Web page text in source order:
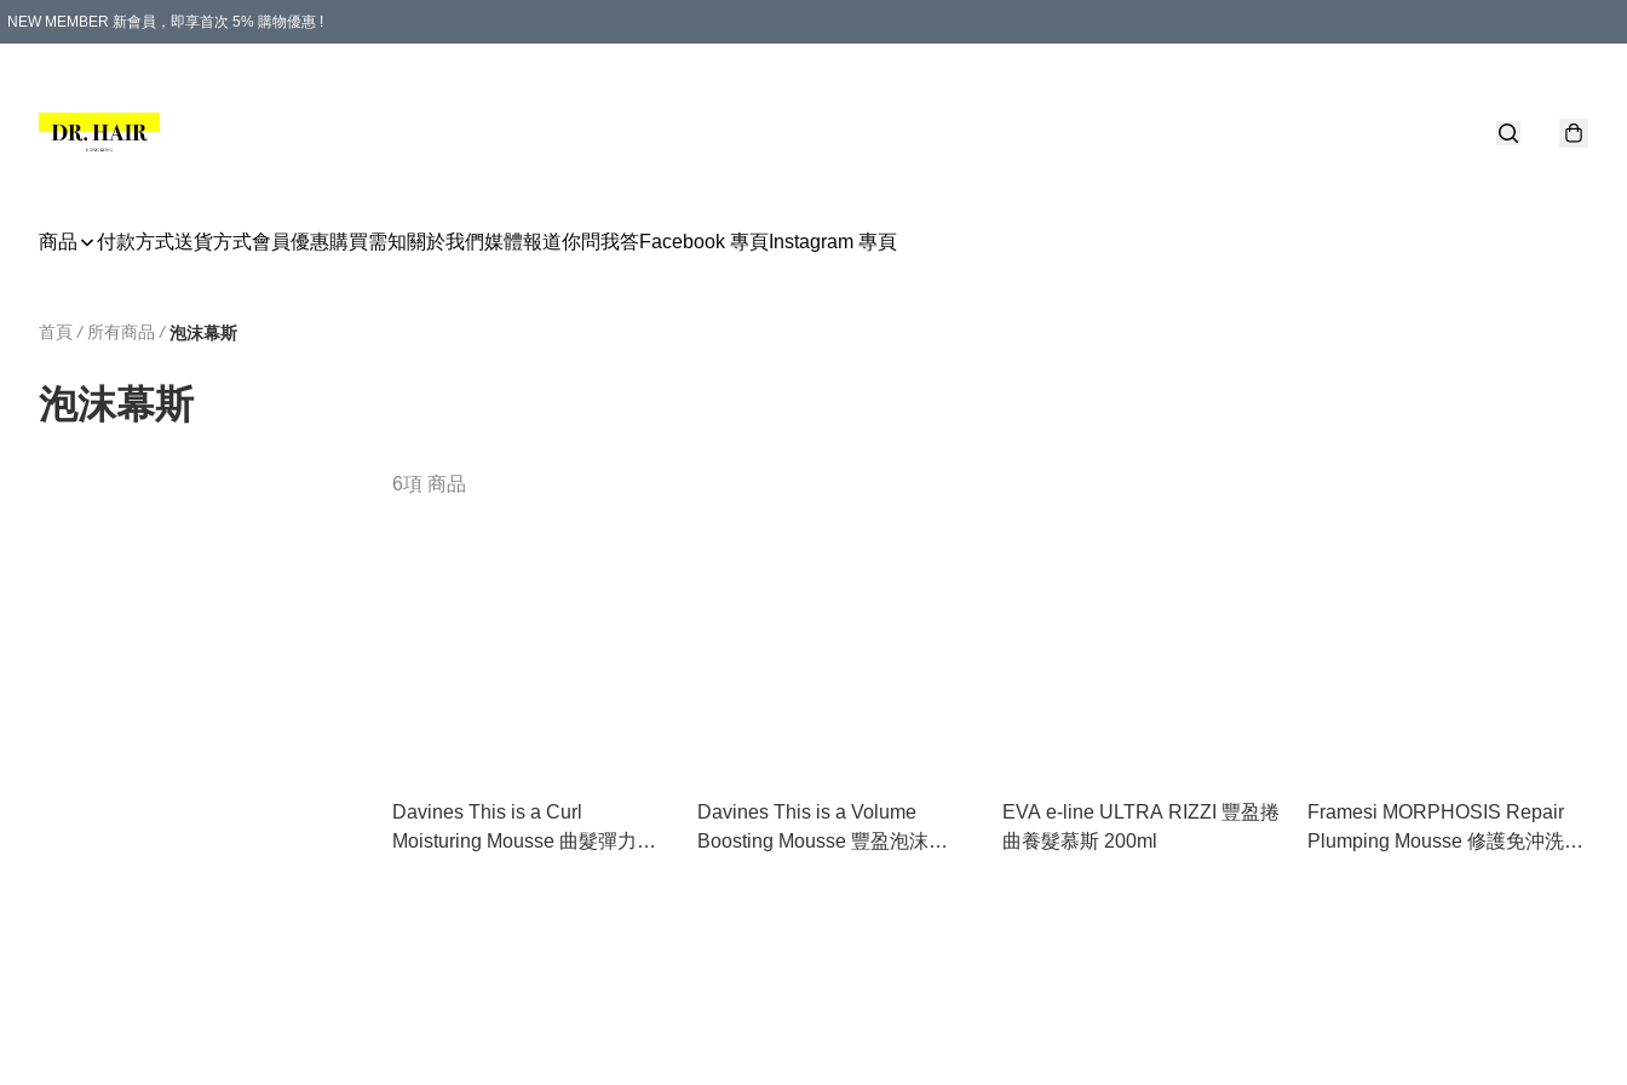
NEW MEMBER 新會員，即享首次 5% 購物優惠 !
商品 付款方式送貨方式會員優惠購買需知關於我們媒體報道你問我答Facebook 專頁 Instagram 專頁
首頁 / 所有商品 / 泡沫幕斯
泡沫幕斯
6項 商品
Davines This is a Curl
Moisturing Mousse 曲髮彈力泡
Davines This is a Volume
Boosting Mousse 豐盈泡沫
EVA e-line ULTRA RIZZI 豐盈捲
曲養髮慕斯 200ml
Framesi MORPHOSIS Repair
Plumping Mousse 修護免沖洗泡